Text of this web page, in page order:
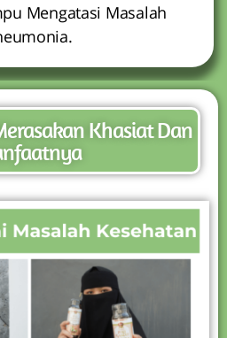
Mengatasi Masalah
Khasiat Dan